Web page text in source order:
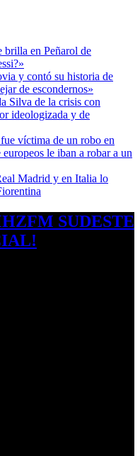
brilla en Peñarol de
y contó su historia de
de escondernos»
Silva de la crisis con
ideologizada y de
víctima de un robo en
le iban a robar a un
Madrid y en Italia lo
FM SUDESTE